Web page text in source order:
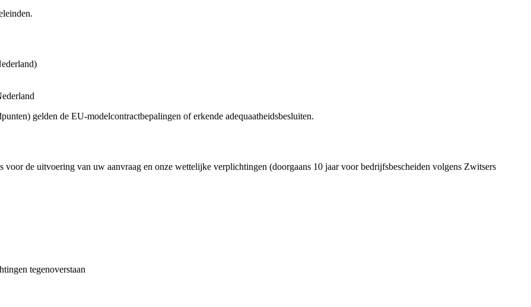
gelden de EU-modelcontractbepalingen of erkende adequaatheidsbesluiten.
voor de uitvoering van uw aanvraag en onze wettelijke verplichtingen (doorgaans 10 jaar voor bedrijfsbescheiden volgens Zwitsers
tegenoverstaan